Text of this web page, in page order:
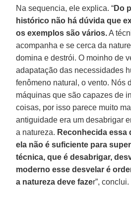
Na sequencia, ele explica. “Do
histórico não há dúvida que
os exemplos são vários.A
acompanha e se cerca da
domina e destrói. O moinho de
adapatação das necessidades
fenômeno natural, o vento. Nós
máquinas que são capazes de
coisas, por isso parece muito
antiguidade era um desabrigar
a natureza. Reconhecida essa
ela não é suficiente para
técnica, que é desabrigar,
moderno esse desvelar é
a natureza deve fazer”, conclui.